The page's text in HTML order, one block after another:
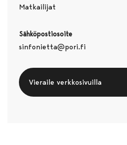
Matkailijat
Sähköpostiosoite
sinfonietta@pori.fi
Vieraile verkkosivuilla